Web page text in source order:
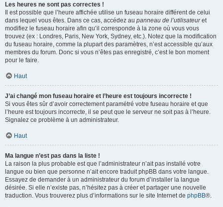
Les heures ne sont pas correctes !
Il est possible que l’heure affichée utilise un fuseau horaire différent de celui
dans lequel vous êtes. Dans ce cas, accédez au panneau de l’utilisateuret
modifiez le fuseau horaire afin qu’il corresponde à la zone où vous vous
trouvez (ex : Londres, Paris, New York, Sydney, etc.). Notez que la modification
du fuseau horaire, comme la plupart des paramètres, n’est accessible qu’aux
membres du forum. Donc si vous n’êtes pas enregistré, c’est le bon moment
pour le faire.
Haut
J’ai changé mon fuseau horaire et l’heure est toujours incorrecte !
Si vous êtes sûr d’avoir correctement paramétré votre fuseau horaire et que
l’heure est toujours incorrecte, il se peut que le serveur ne soit pas à l’heure.
Signalez ce problème à un administrateur.
Haut
Ma langue n’est pas dans la liste !
La raison la plus probable est que l’administrateur n’ait pas installé votre
langue ou bien que personne n’ait encore traduit phpBB dans votre langue.
Essayez de demander à un administrateur du forum d’installer la langue
désirée. Si elle n’existe pas, n’hésitez pas à créer et partager une nouvelle
traduction. Vous trouverez plus d’informations sur le site Internet de phpBB®.